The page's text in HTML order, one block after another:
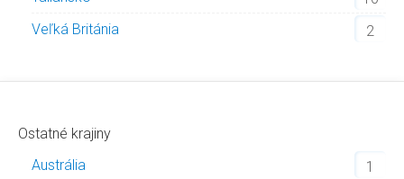
Veľká Británia
2
Ostatné krajiny
Austrália
1